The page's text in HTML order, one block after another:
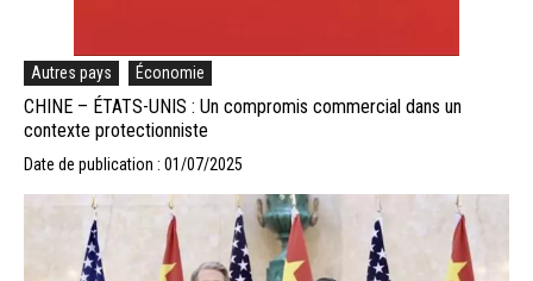
Autres pays Économie
CHINE – ÉTATS-UNIS : Un compromis commercial dans un
contexte protectionniste
Date de publication : 01/07/2025